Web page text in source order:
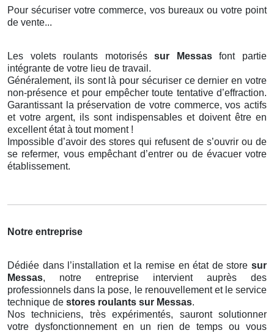
Pour sécuriser votre commerce, vos bureaux ou votre point
de vente...
Les volets roulants motoriséssur Messasfont partie
intégrante de votre lieu de travail.
Généralement, ils sont là pour sécuriser ce dernier en votre
non-présence et pour empêcher toute tentative d’effraction.
Garantissant la préservation de votre commerce, vos actifs
et votre argent, ils sont indispensables et doivent être en
excellent état à tout moment !
Impossible d’avoir des stores qui refusent de s’ouvrir ou de
se refermer, vous empêchant d’entrer ou de évacuer votre
établissement.
Notre entreprise
Dédiée dans l’installation et la remise en état de store sur
Messas, notre entreprise intervient auprès des
professionnels dans la pose, le renouvellement et le service
technique de stores roulants sur Messas.
Nos techniciens, très expérimentés, sauront solutionner
votre dysfonctionnement en un rien de temps ou vous